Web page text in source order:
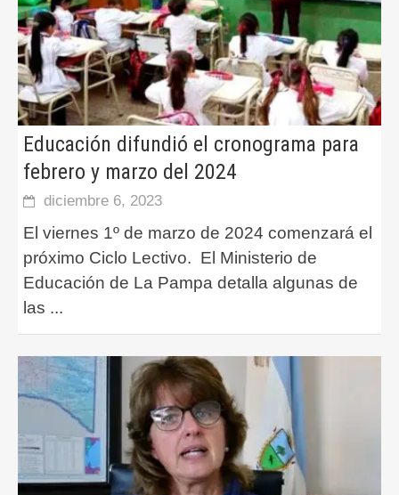
Educación difundió el cronograma para
febrero y marzo del 2024
diciembre 6, 2023
El viernes 1º de marzo de 2024 comenzará el
próximo Ciclo Lectivo. El Ministerio de
Educación de La Pampa detalla algunas de
las ...